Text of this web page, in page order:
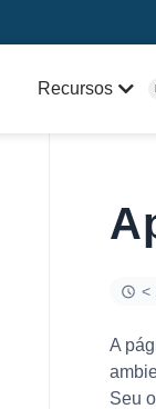
Recursos
<
A
Seu